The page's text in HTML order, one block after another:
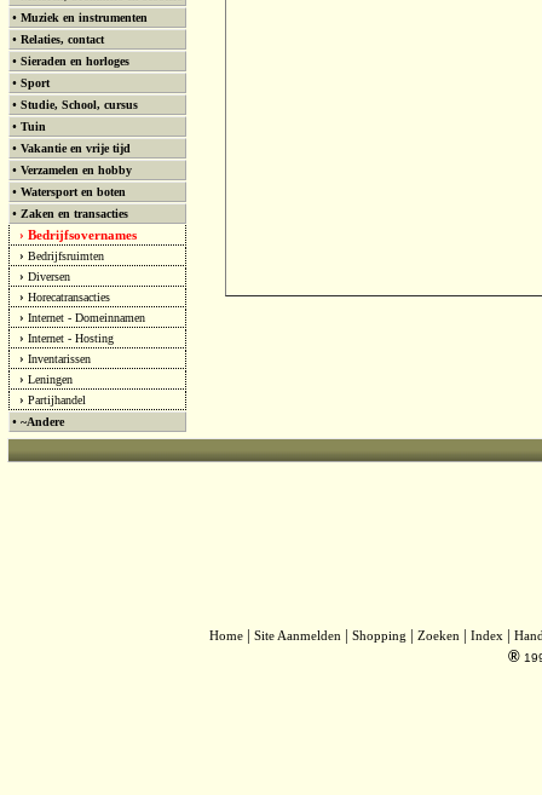
• Muziek en instrumenten
• Relaties, contact
• Sieraden en horloges
• Sport
• Studie, School, cursus
• Tuin
• Vakantie en vrije tijd
• Verzamelen en hobby
• Watersport en boten
• Zaken en transacties
› Bedrijfsovernames
› Bedrijfsruimten
› Diversen
› Horecatransacties
› Internet - Domeinnamen
› Internet - Hosting
› Inventarissen
› Leningen
› Partijhandel
• ~Andere
Home | Site Aanmelden | Shopping | Zoeken | Index |
®